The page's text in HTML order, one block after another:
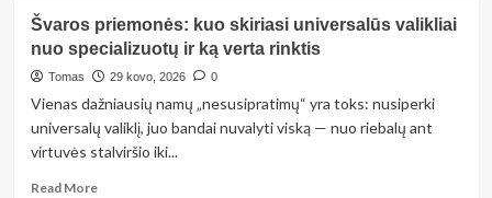
chemikalų
efektyviai
tvarkyti
dokumentus
namuose:
sąsiuvinio
iki
Švaros priemonės: kuo skiriasi universalūs valikliai
nuo specializuotų ir ką verta rinktis
Tomas 29 kovo, 2026 0
Vienas dažniausių namų „nesusipratimų“ yra toks: nusiperki
universalų valiklį, juo bandai nuvalyti viską — nuo riebalų ant
virtuvės stalviršio iki...
Read MoreRead